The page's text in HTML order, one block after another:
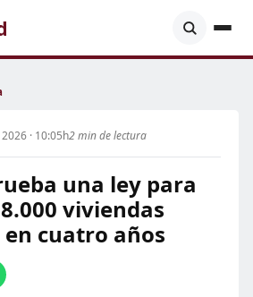
· 10:05h2 min de lectura
una ley para
viviendas
cuatro años